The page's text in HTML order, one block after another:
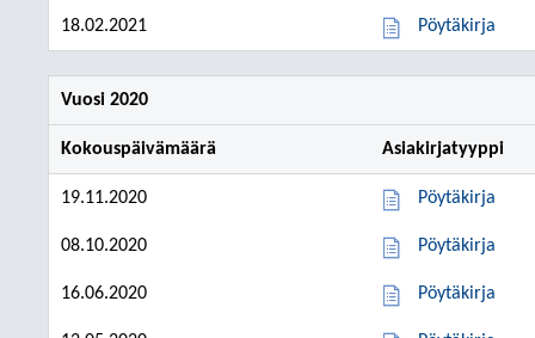
18.02.2021 Pöytäkirja
Vuosi 2020
Kokouspäivämäärä Asiakirjatyyppi
19.11.2020 Pöytäkirja
08.10.2020 Pöytäkirja
16.06.2020 Pöytäkirja